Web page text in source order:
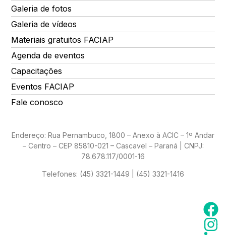
Galeria de fotos
Galeria de vídeos
Materiais gratuitos FACIAP
Agenda de eventos
Capacitações
Eventos FACIAP
Fale conosco
Endereço: Rua Pernambuco, 1800 – Anexo à ACIC – 1º Andar
– Centro – CEP 85810-021 – Cascavel – Paraná | CNPJ:
78.678.117/0001-16
Telefones: (45) 3321-1449 | (45) 3321-1416